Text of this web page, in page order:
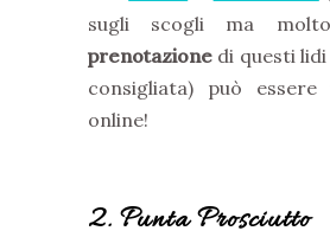
sugli scogli ma
prenotazione di questi
consigliata) può
online!
2. Punta Prosciutto